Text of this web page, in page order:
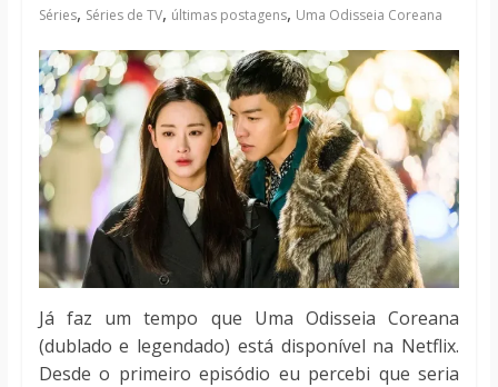
Séries, Séries de TV, últimas postagens, Uma Odisseia Coreana
Já faz um tempo que Uma Odisseia Coreana
(dublado e legendado) está disponível na Netflix.
Desde o primeiro episódio eu percebi que seria